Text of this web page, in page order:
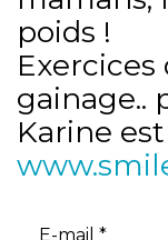
poids !
gainage..
Karine
E-mail *